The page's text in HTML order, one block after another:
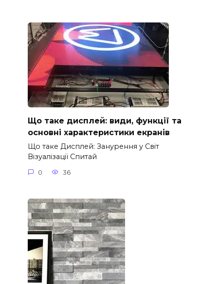
Що таке дисплей: види, функції та
основні характеристики екранів
Що таке Дисплей: Занурення у Світ
Візуалізації Спитай
0 36